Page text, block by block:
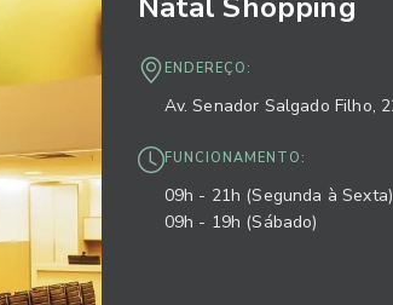
ENDEREÇO:
Av. Senador Salgado Filho,
FUNCIONAMENTO:
09h - 21h (Segunda à Sexta)
09h - 19h (Sábado)